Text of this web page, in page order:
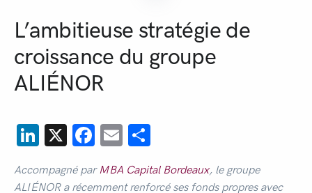
L’ambitieuse stratégie de
croissance du groupe
ALIÉNOR
LinkedIn
X Facebook
Email
Accompagné parMBA Capital Bordeaux, le groupe
ALIÉNOR a récemment renforcé ses fonds propres avec